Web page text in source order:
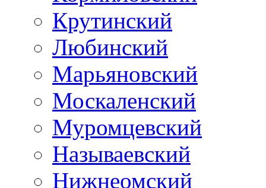
Крутинский
Любинский
Марьяновский
Москаленский
Муромцевский
Называевский
Нижнеомский